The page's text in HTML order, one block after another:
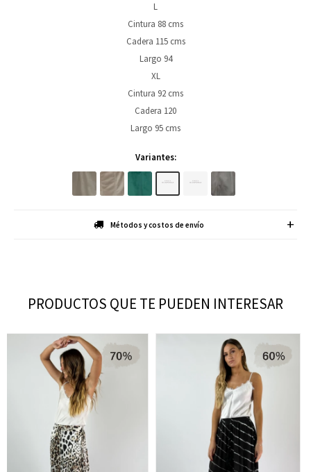
L
Cintura 88 cms
Cadera 115 cms
Largo 94
XL
Cintura 92 cms
Cadera 120
Largo 95 cms
Variantes:
Métodos y costos de envío
PRODUCTOS QUE TE PUEDEN INTERESAR